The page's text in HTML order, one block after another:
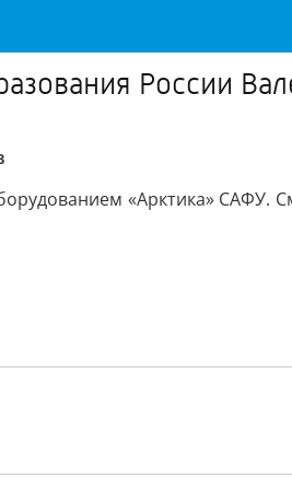
России
«Арктика» САФУ.